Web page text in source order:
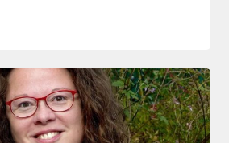
Rechercher